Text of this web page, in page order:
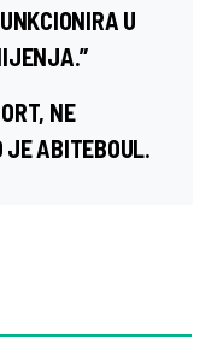
U
NE
JE ABITEBOUL.